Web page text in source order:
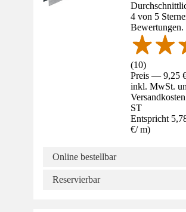
4 von 5
Bewertungen.
(10)
Preis — 9,25
inkl. MwSt.
ST
Entspricht
€/ m)
Online bestellbar
Reservierbar